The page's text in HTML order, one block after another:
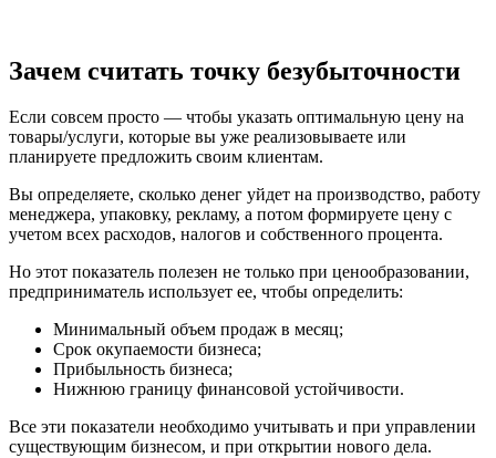
Зачем считать точку безубыточности
Если совсем просто — чтобы указать оптимальную цену на
товары/услуги, которые вы уже реализовываете или
планируете предложить своим клиентам.
Вы определяете, сколько денег уйдет на производство, работу
менеджера, упаковку, рекламу, а потом формируете цену с
учетом всех расходов, налогов и собственного процента.
Но этот показатель полезен не только при ценообразовании,
предприниматель использует ее, чтобы определить:
Минимальный объем продаж в месяц;
Срок окупаемости бизнеса;
Прибыльность бизнеса;
Нижнюю границу финансовой устойчивости.
Все эти показатели необходимо учитывать и при управлении
существующим бизнесом, и при открытии нового дела.